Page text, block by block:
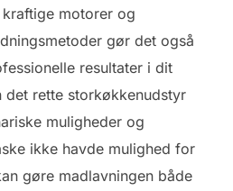
motorer og
gør det også
resultater i dit
det rette storkøkkenudstyr
muligheder og
ikke havde mulighed for
gøre madlavningen både